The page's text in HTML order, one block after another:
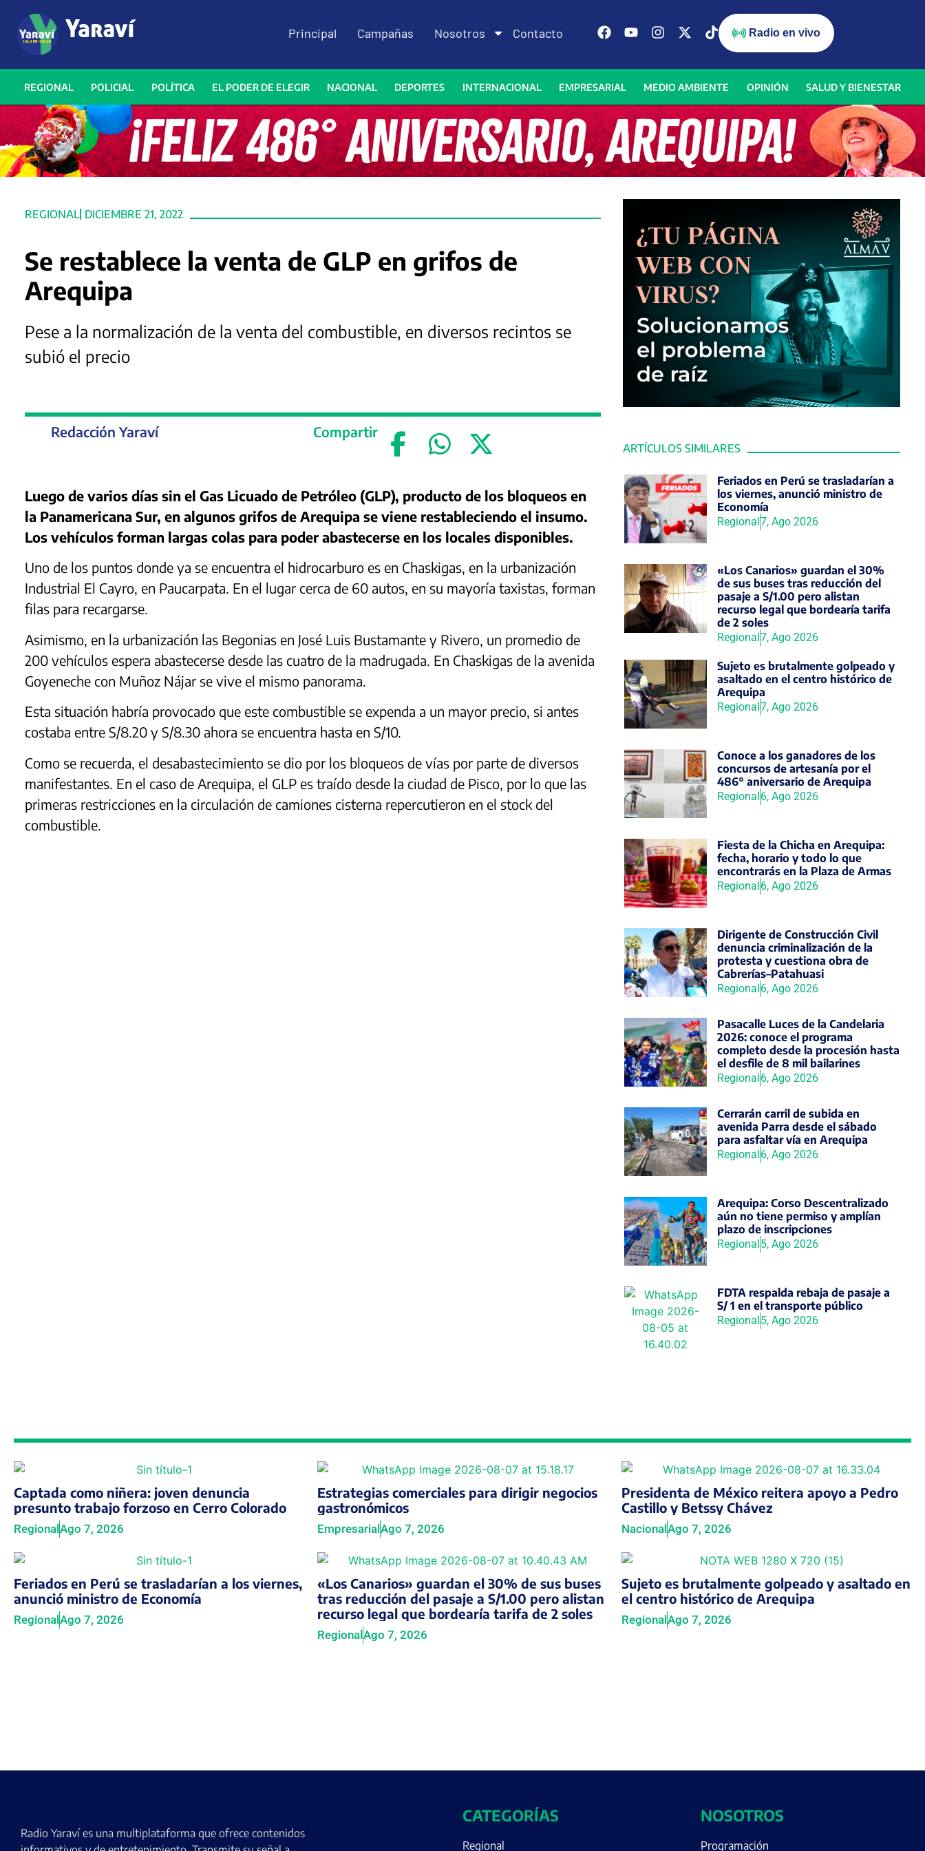
Principal Campañas Nosotros Contacto Radio en vivo
REGIONAL POLICIAL POLÍTICA EL PODER DE ELEGIR NACIONAL DEPORTES INTERNACIONAL EMPRESARIAL MEDIO AMBIENTE OPINIÓN SALUD Y BIENESTAR
ARTÍCULOS SIMILARES
Feriados en Perú se trasladarían a
los viernes, anunció ministro de
Economía
Regional7, Ago 2026
«Los Canarios» guardan el 30%
de sus buses tras reducción del
pasaje a S/1.00 pero alistan
recurso legal que bordearía tarifa
de 2 soles
Regional7, Ago 2026
Sujeto es brutalmente golpeado y
asaltado en el centro histórico de
Arequipa
Regional7, Ago 2026
Conoce a los ganadores de los
concursos de artesanía por el
486° aniversario de Arequipa
Regional6, Ago 2026
Fiesta de la Chicha en Arequipa:
fecha, horario y todo lo que
encontrarás en la Plaza de Armas
Regional6, Ago 2026
Dirigente de Construcción Civil
denuncia criminalización de la
protesta y cuestiona obra de
Cabrerías–Patahuasi
Regional6, Ago 2026
Pasacalle Luces de la Candelaria
2026: conoce el programa
completo desde la procesión hasta
el desfile de 8 mil bailarines
Regional6, Ago 2026
Cerrarán carril de subida en
avenida Parra desde el sábado
para asfaltar vía en Arequipa
Regional6, Ago 2026
Arequipa: Corso Descentralizado
aún no tiene permiso y amplían
plazo de inscripciones
Regional5, Ago 2026
FDTA respalda rebaja de pasaje a
S/ 1 en el transporte público
Regional5, Ago 2026
REGIONAL DICIEMBRE 21, 2022
Se restablece la venta de GLP en grifos de
Arequipa
Pese a la normalización de la venta del combustible, en diversos recintos se
subió el precio
Redacción Yaraví Compartir
Luego de varios días sin el Gas Licuado de Petróleo (GLP), producto de los bloqueos en
la Panamericana Sur, en algunos grifos de Arequipa se viene restableciendo el insumo.
Los vehículos forman largas colas para poder abastecerse en los locales disponibles.
Uno de los puntos donde ya se encuentra el hidrocarburo es en Chaskigas, en la urbanización
Industrial El Cayro, en Paucarpata. En el lugar cerca de 60 autos, en su mayoría taxistas, forman
filas para recargarse.
Asimismo, en la urbanización las Begonias en José Luis Bustamante y Rivero, un promedio de
200 vehículos espera abastecerse desde las cuatro de la madrugada. En Chaskigas de la avenida
Goyeneche con Muñoz Nájar se vive el mismo panorama.
Esta situación habría provocado que este combustible se expenda a un mayor precio, si antes
costaba entre S/8.20 y S/8.30 ahora se encuentra hasta en S/10.
Como se recuerda, el desabastecimiento se dio por los bloqueos de vías por parte de diversos
manifestantes. En el caso de Arequipa, el GLP es traído desde la ciudad de Pisco, por lo que las
primeras restricciones en la circulación de camiones cisterna repercutieron en el stock del
combustible.
Captada como niñera: joven denuncia
presunto trabajo forzoso en Cerro Colorado
RegionalAgo 7, 2026
Estrategias comerciales para dirigir negocios
gastronómicos
EmpresarialAgo 7, 2026
Presidenta de México reitera apoyo a Pedro
Castillo y Betssy Chávez
NacionalAgo 7, 2026
Feriados en Perú se trasladarían a los viernes,
anunció ministro de Economía
Regional Ago 7, 2026
«Los Canarios» guardan el 30% de sus buses
tras reducción del pasaje a S/1.00 pero alistan
recurso legal que bordearía tarifa de 2 soles
Regional Ago 7, 2026
Sujeto es brutalmente golpeado y asaltado en
el centro histórico de Arequipa
Regional Ago 7, 2026
Radio Yaraví es una multiplataforma que ofrece contenidos
CATEGORÍAS
Regional
NOSOTROS
Programación